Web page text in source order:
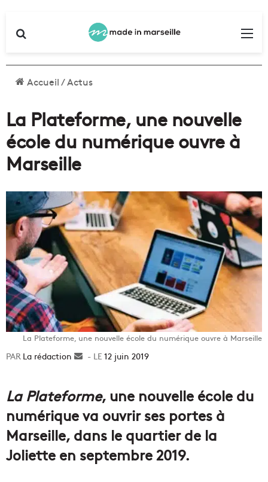
Accueil/Actus
La Plateforme, une nouvelle
école du numérique ouvre à
Marseille
La Plateforme, une nouvelle école du numérique ouvre à Marseille
La rédaction
Envoyer12 juin 2019
La Plateforme, une nouvelle école du
numérique va ouvrir ses portes à
Marseille, dans le quartier de la
Joliette en septembre 2019.